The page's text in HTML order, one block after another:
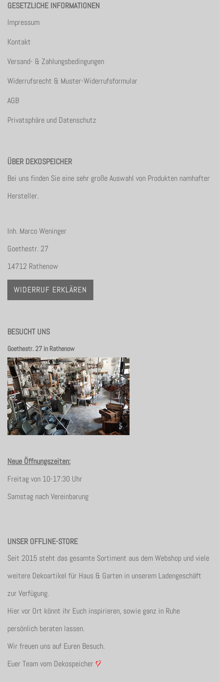
GESETZLICHE INFORMATIONEN
Impressum
Kontakt
Versand- & Zahlungsbedingungen
Widerrufsrecht & Muster-Widerrufsformular
AGB
Privatsphäre und Datenschutz
ÜBER DEKOSPEICHER
Bei uns finden Sie eine sehr große Auswahl von Produkten namhafter
Hersteller.
Inh. Marco Weninger
Goethestr. 27
14712 Rathenow
WIDERRUF ERKLÄREN
BESUCHT UNS
Goethestr. 27 in Rathenow
Neue Öffnungszeiten:
Freitag von 10-17:30 Uhr
Samstag nach Vereinbarung
UNSER OFFLINE-STORE
Seit 2015 steht das gesamte Sortiment aus dem Webshop und viele
weitere Dekoartikel für Haus & Garten in unserem Ladengeschäft
zur Verfügung.
Hier vor Ort könnt ihr Euch inspirieren, sowie ganz in Ruhe
persönlich beraten lassen.
Wir freuen uns auf Euren Besuch.
Euer Team vom Dekospeicher